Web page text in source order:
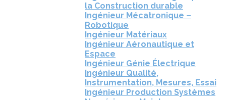
la Construction durable
Ingénieur Mécatronique –
Robotique
Ingénieur Matériaux
Ingénieur Aéronautique et
Espace
Ingénieur Génie Électrique
Ingénieur Qualité,
Instrumentation, Mesures, Essai
Ingénieur Production Systèmes